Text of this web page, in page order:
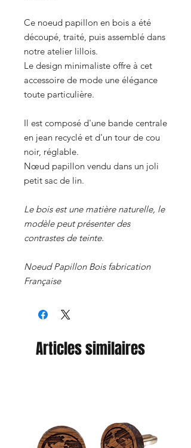
Ce noeud papillon en bois a été
découpé, traité, puis assemblé dans
notre atelier lillois.
Le design minimaliste offre à cet
accessoire de mode une élégance
toute particulière.
Il est composé d'une bande centrale
en jean recyclé et d'un tour de cou
noir, réglable.
Nœud papillon vendu dans un joli
petit sac de lin.
Le bois est une matière naturelle, le
modèle peut présenter des
contrastes de teinte.
Noeud Papillon Bois fabrication
Française
Articles similaires